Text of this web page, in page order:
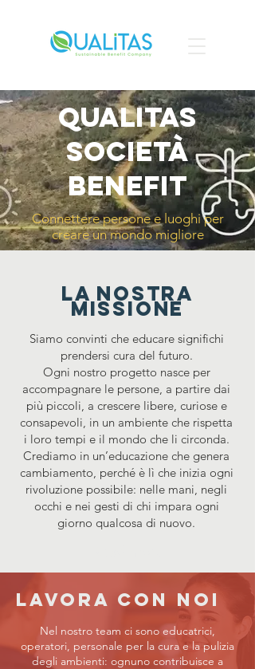
QUALITAS
SOCIETà
BENEFIT
Connettere persone e luoghi per
creare un mondo migliore
La nostra
missione
Siamo convinti che educare significhi
prendersi cura del futuro.
Ogni nostro progetto nasce per
accompagnare le persone, a partire dai
più piccoli, a crescere libere, curiose e
consapevoli, in un ambiente che rispetta
i loro tempi e il mondo che li circonda.
Crediamo in un’educazione che genera
cambiamento, perché è lì che inizia ogni
rivoluzione possibile: nelle mani, negli
occhi e nei gesti di chi impara ogni
giorno qualcosa di nuovo.
LAVORA CON NOI
Nel nostro team ci sono educatrici,
operatori, personale per la cura e la pulizia
degli ambienti: ognuno contribuisce a